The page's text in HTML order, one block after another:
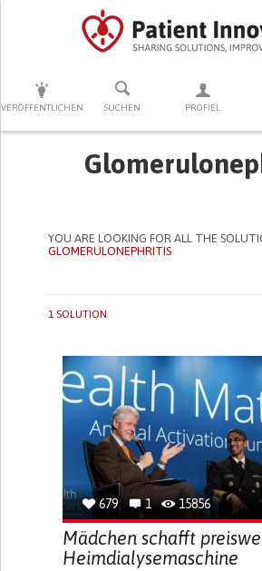
VERÖFFENTLICHEN SUCHEN PROFIEL
DRÜCKEN SIE AUF ENTER UM DIE
YOU ARE LOOKING FOR ALL THE
GLOMERULONEPHRITIS
1 SOLUTION
679 1 15856
Mädchen schafft
Heimdialysemaschine